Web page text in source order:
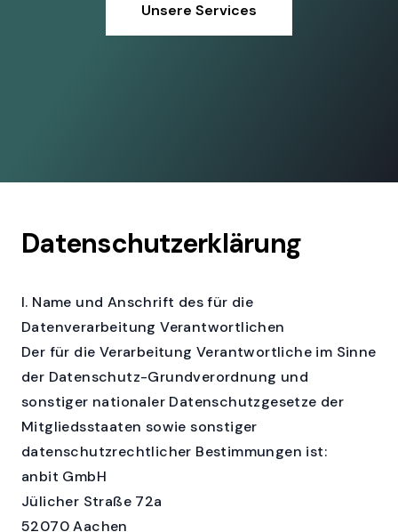
Unsere Services
Datenschutzerklärung
I. Name und Anschrift des für die
Datenverarbeitung Verantwortlichen
Der für die Verarbeitung Verantwortliche im Sinne
der Datenschutz-Grundverordnung und
sonstiger nationaler Datenschutzgesetze der
Mitgliedsstaaten sowie sonstiger
datenschutzrechtlicher Bestimmungen ist:
anbit GmbH
Jülicher Straße 72a
52070 Aachen